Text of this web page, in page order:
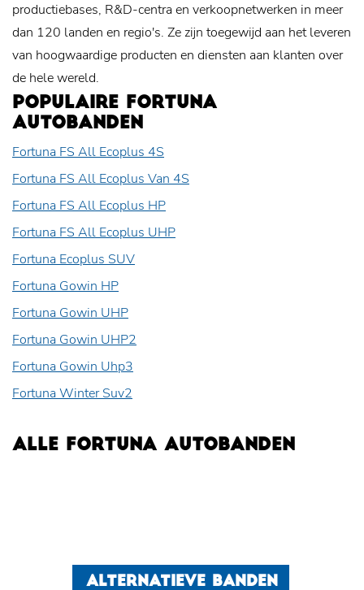
productiebases, R&D-centra en verkoopnetwerken in meer
dan 120 landen en regio's. Ze zijn toegewijd aan het leveren
van hoogwaardige producten en diensten aan klanten over
de hele wereld.
POPULAIRE FORTUNA
AUTOBANDEN
Fortuna FS All Ecoplus 4S
Fortuna FS All Ecoplus Van 4S
Fortuna FS All Ecoplus HP
Fortuna FS All Ecoplus UHP
Fortuna Ecoplus SUV
Fortuna Gowin HP
Fortuna Gowin UHP
Fortuna Gowin UHP2
Fortuna Gowin Uhp3
Fortuna Winter Suv2
ALLE FORTUNA AUTOBANDEN
ALTERNATIEVE BANDEN